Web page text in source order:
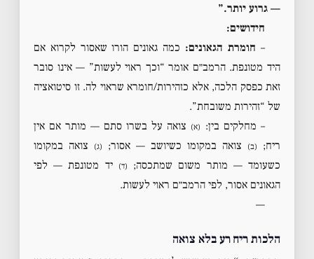
— גרוע יותר.”
חידושים:
– חומרת הגאונים: כמה גאונים הורו שאסור לקרוא אם
היד מטונפת. הרמב״ם אומר “וכך ראוי לעשות” — אינו סובר
זאת כפסק הלכה, אלא כזהירות/חומרא שראוי לה. זו סיטואציה
של “זהירות משובחת”.
– מחלקים בין: (א) צואה על בשרו סתם — מותר אם אין
ריח;
(ב) צואה במקומו כשיושב — אסור; (ג)
צואה במקומו
כשעומד — מותר משום שמתכסה;
(ד) יד מטונפת — לפי
הגאונים אסור, לפי הרמב״ם ראוי לעשות.
—
הלכות ריח רע בלא צואה